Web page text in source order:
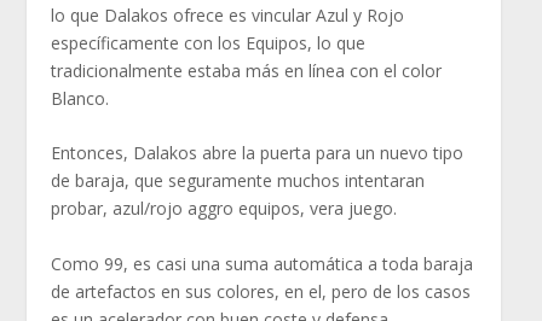
lo que Dalakos ofrece es vincular Azul y Rojo
específicamente con los Equipos, lo que
tradicionalmente estaba más en línea con el color
Blanco.
Entonces, Dalakos abre la puerta para un nuevo tipo
de baraja, que seguramente muchos intentaran
probar, azul/rojo aggro equipos, vera juego.
Como 99, es casi una suma automática a toda baraja
de artefactos en sus colores, en el, pero de los casos